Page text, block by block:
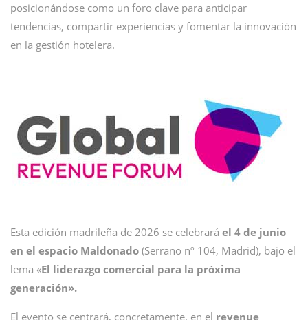
posicionándose como un foro clave para anticipar
tendencias, compartir experiencias y fomentar la innovación
en la gestión hotelera.
Esta edición madrileña de 2026 se celebrará el 4 de junio
en el espacio Maldonado (Serrano nº 104, Madrid), bajo el
lema «El liderazgo comercial para la próxima
generación».
El evento se centrará, concretamente, en el revenue